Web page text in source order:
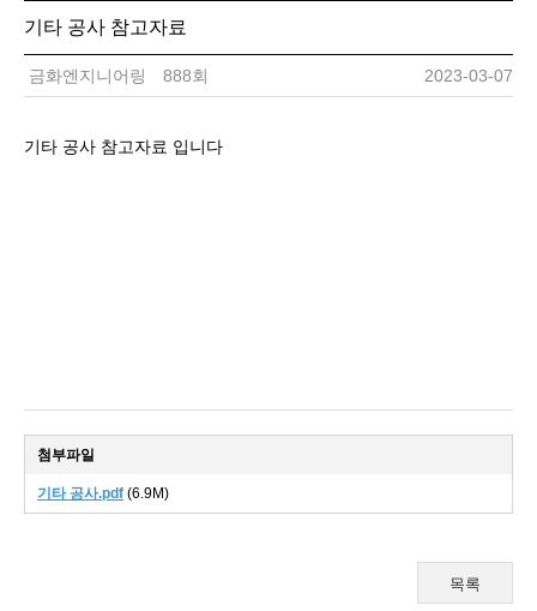
기타 공사 참고자료
금화엔지니어링 888회 2023-03-07
기타 공사 참고자료 입니다
첨부파일
기타 공사.pdf (6.9M)
목록